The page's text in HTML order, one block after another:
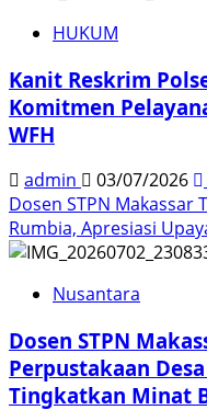
HUKUM
Kanit Reskrim
Komitmen
WFH
admin 03/07/2026
Dosen STPN Makassar
Rumbia, Apresiasi
Nusantara
Dosen STPN
Perpustakaan
Tingkatkan Minat